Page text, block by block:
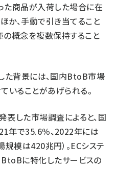
た商品が入荷した場合に在
か、手動で引き当てること
の概念を複数保持すること
た背景には、国内BtoB市場
いることがあげられる。
した市場調査によると、国
年で35.6％、2022年には
模は420兆円）。ECシステ
に特化したサービスの